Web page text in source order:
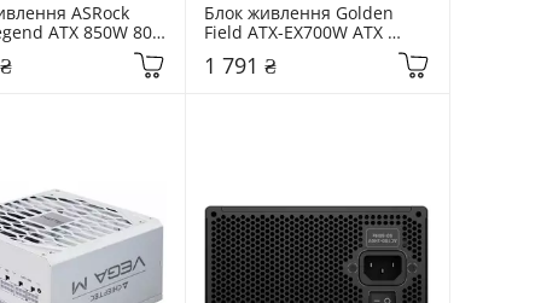
ASRock
ATX 850W 80
Блок живлення Golden
Field ATX-EX700W ATX
700W 80 Plus Bronze Black
1 791 ₴